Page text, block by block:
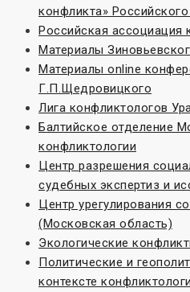
конфликта»
Российская ассоциация
Материалы
Материалы online
Г.П.Щедровицкого
Лига конфликтологов
Балтийское отделение
конфликтологии
Центр разрешения
судебных экспертиз и
Центр урегулирования
(Московская область)
Экологические
Политические и
контексте